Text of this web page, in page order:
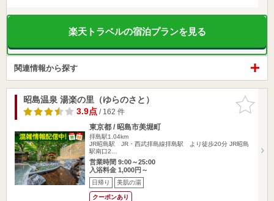
楽天トラベルの宿泊プランを見る
関連情報から探す
お気に入
りに追加
昭島温泉 湯楽の里（ゆらのさと）
3.9点/ 162 件
東京都 / 昭島市美堀町
拝島駅1.04km
JR昭島駅 JR・西武拝島線拝島駅 より徒歩20分 JR昭島
駅南口2…
営業時間 9:00～25:00
入浴料金 1,000円～
日帰り 美肌の湯
クーポンあり